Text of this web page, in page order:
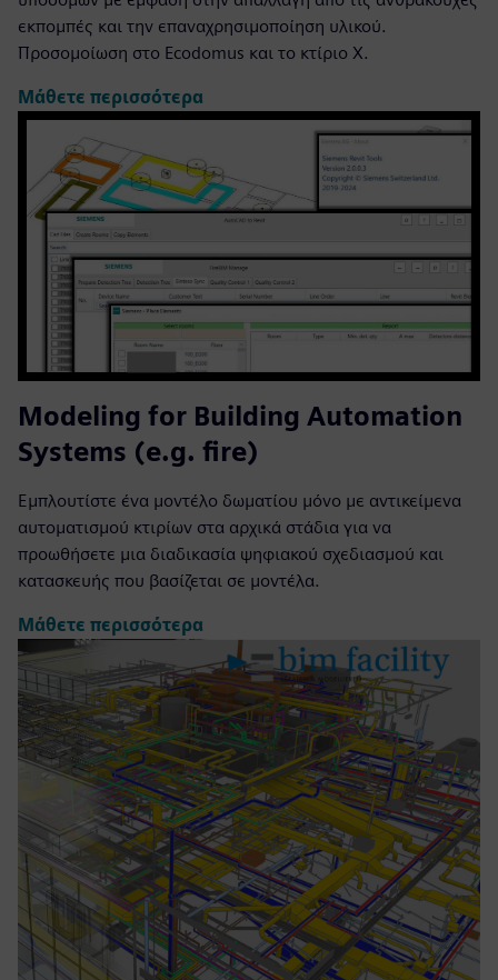
εκπομπές και την επαναχρησιμοποίηση υλικού.
Προσομοίωση στο Ecodomus και το κτίριο X.
Μάθετε περισσότερα
Modeling for Building Automation
Systems (e.g. fire)
Εμπλουτίστε ένα μοντέλο δωματίου μόνο με αντικείμενα
αυτοματισμού κτιρίων στα αρχικά στάδια για να
προωθήσετε μια διαδικασία ψηφιακού σχεδιασμού και
κατασκευής που βασίζεται σε μοντέλα.
Μάθετε περισσότερα